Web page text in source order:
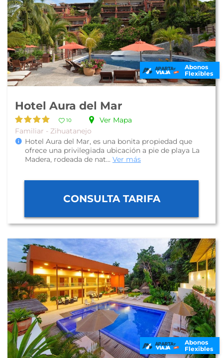
Abonos
Flexibles
Hotel Aura del Mar
10
Ver Mapa
Familiar - Zihuatanejo
Hotel Aura del Mar, es una bonita propiedad que
ofrece una privilegiada ubicación a pie de playa La
Madera, rodeada de nat... Ver más
CONSULTA TARIFA
Abonos
Flexibles